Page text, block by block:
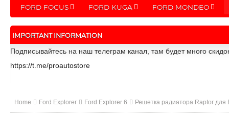
FORD FOCUS FORD KUGA FORD MONDEO
IMPORTANT INFORMATION
Подписывайтесь на наш телеграм канал, там будет много
https://t.me/proautostore
Home Ford Explorer Ford Explorer 6 Решетка радиатора Raptor для